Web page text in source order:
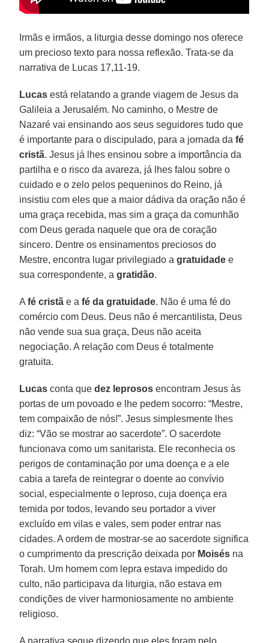
Irmãs e irmãos, a liturgia desse domingo nos oferece
um precioso texto para nossa reflexão. Trata-se da
narrativa de Lucas 17,11-19.
Lucas está relatando a grande viagem de Jesus da
Galileia a Jerusalém. No caminho, o Mestre de
Nazaré vai ensinando aos seus seguidores tudo que
é importante para o discipulado, para a jornada da fé
cristã. Jesus já lhes ensinou sobre a importância da
partilha e o risco da avareza, já lhes falou sobre o
cuidado e o zelo pelos pequeninos do Reino, já
insistiu com eles que a maior dádiva da oração não é
uma graça recebida, mas sim a graça da comunhão
com Deus gerada naquele que ora de coração
sincero. Dentre os ensinamentos preciosos do
Mestre, encontra lugar privilegiado agratuidade e
sua correspondente, agratidão.
Afé cristã e afé da gratuidade. Não é uma fé do
comércio com Deus. Deus não é mercantilista, Deus
não vende sua sua graça, Deus não aceita
negociação. A relação com Deus é totalmente
gratuita.
Lucas conta quedez leprosos encontram Jesus às
portas de um povoado e lhe pedem socorro: “Mestre,
tem compaixão de nós!”. Jesus simplesmente lhes
diz: “Vão se mostrar ao sacerdote”. O sacerdote
funcionava como um sanitarista. Ele reconhecia os
perigos de contaminação por uma doença e a ele
cabia a tarefa de reintegrar o doente ao convívio
social, especialmente o leproso, cuja doença era
temida por todos, levando seu portador a viver
excluído em vilas e vales, sem poder entrar nas
cidades. A ordem de mostrar-se ao sacerdote significa
o cumprimento da prescrição deixada por Moisés na
Torah. Um homem com lepra estava impedido do
culto, não participava da liturgia, não estava em
condições de viver harmoniosamente no ambiente
religioso.
A narrativa segue dizendo que eles foram pelo